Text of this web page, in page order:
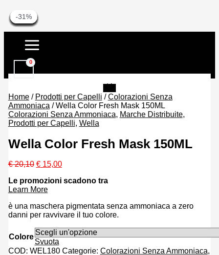
contenuto
-25%
Home/ Prodotti per Capelli /Colorazioni Senza
Ammoniaca / Wella Color Fresh Mask 150ML
Colorazioni Senza Ammoniaca, Marche Distribuite,
Prodotti per Capelli, Wella
Wella Color Fresh Mask 150ML
€20,10 Il
originale
era:
€15,00Il
attuale
Le promozioni scadono tra
Learn More
è una maschera pigmentata senza ammoniaca a zero
danni per ravvivare il tuo colore.
Colore
Svuota
COD: WEL180 Categorie: Colorazioni Senza Ammoniaca,
-26%
-26%
-30%
-30%
-26%
-26%
-30%
-30%
-30%
-30%
-31%
-31%